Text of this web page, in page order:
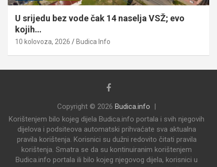
U srijedu bez vode čak 14 naselja VSŽ; evo
kojih…
10 kolovoza, 2026 Budica Info
Copyright © 2026 Budica.info
Korištenjem bilo kojeg dijela Budica.info portala i svih njegovih
dijelova i podsiteova automatski prihvaćate sva aktualna
pravila korištenja. Korisnici su dužni redovito čitati pravila
korištenja. Smatra se da su kontinuiranim korištenjem
Budica.info portala ili bilo kojeg njegovog dijela, korisnici u